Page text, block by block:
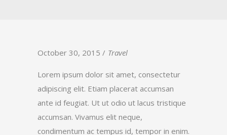
October 30, 2015 Travel
Lorem ipsum dolor sit amet, consectetur
adipiscing elit. Etiam placerat accumsan
ante id feugiat. Ut ut odio ut lacus tristique
accumsan. Vivamus elit neque,
condimentum ac tempus id, tempor in enim.